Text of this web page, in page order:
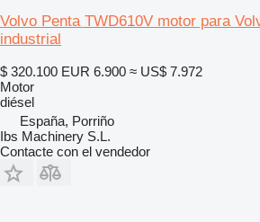
Volvo Penta TWD610V motor para
industrial
$ 320.100 EUR 6.900 ≈ US$ 7.972
Motor
diésel
España, Porriño
Ibs Machinery S.L.
Contacte con el vendedor